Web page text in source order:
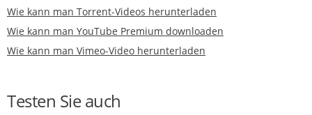
Wie kann man Torrent-Videos herunterladen
Wie kann man YouTube Premium downloaden
Wie kann man Vimeo-Video herunterladen
Testen Sie auch